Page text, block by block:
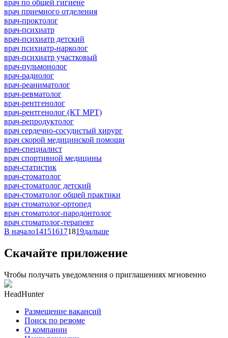
врач по общей гигиене
врач приемного отделения
врач-проктолог
врач-психиатр
врач-психиатр детский
врач психиатр-нарколог
врач-психиатр участковый
врач-пульмонолог
врач-радиолог
врач-реаниматолог
врач-ревматолог
врач-рентгенолог
врач-рентгенолог (КТ МРТ)
врач-репродуктолог
врач сердечно-сосудистый хирург
врач скорой медицинской помощи
врач-специалист
врач спортивной медицины
врач-статистик
врач-стоматолог
врач-стоматолог детский
врач-стоматолог общей практики
врач стоматолог-ортопед
врач стоматолог-пародонтолог
врач стоматолог-терапевт
В начало141516171819дальше
Скачайте приложение
Чтобы получать уведомления о приглашениях мгновенно
HeadHunter
Размещение вакансий
Поиск по резюме
О компании